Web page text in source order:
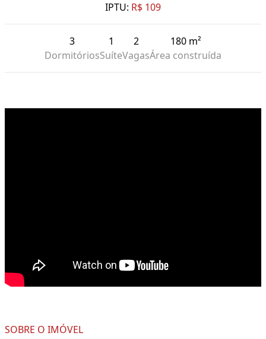
IPTU: R$ 109
3
Dormitórios
1
Suíte
2
Vagas
180 m²
Área construída
SOBRE O IMÓVEL